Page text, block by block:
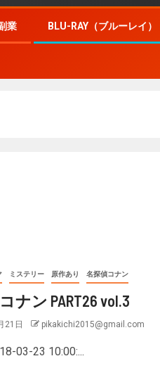
業 BLU-RAY（ブルーレイ）
ミステリー 原作あり 名探偵コナン
ナン PART26 vol.3
21日 pikakichi2015@gmail.com
03-23 10:00:...